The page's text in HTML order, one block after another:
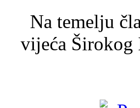
Na temelju
vijeća Širokog